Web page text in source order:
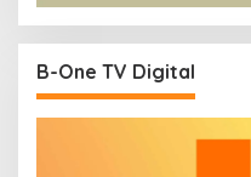
B-One TV Digital